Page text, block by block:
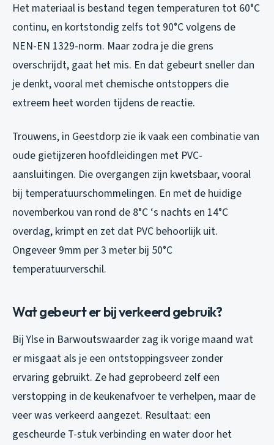
Het materiaal is bestand tegen temperaturen tot 60°C
continu, en kortstondig zelfs tot 90°C volgens de
NEN-EN 1329-norm. Maar zodra je die grens
overschrijdt, gaat het mis. En dat gebeurt sneller dan
je denkt, vooral met chemische ontstoppers die
extreem heet worden tijdens de reactie.
Trouwens, in Geestdorp zie ik vaak een combinatie van
oude gietijzeren hoofdleidingen met PVC-
aansluitingen. Die overgangen zijn kwetsbaar, vooral
bij temperatuurschommelingen. En met de huidige
novemberkou van rond de 8°C ‘s nachts en 14°C
overdag, krimpt en zet dat PVC behoorlijk uit.
Ongeveer 9mm per 3 meter bij 50°C
temperatuurverschil.
Wat gebeurt er bij verkeerd gebruik?
Bij Ylse in Barwoutswaarder zag ik vorige maand wat
er misgaat als je een ontstoppingsveer zonder
ervaring gebruikt. Ze had geprobeerd zelf een
verstopping in de keukenafvoer te verhelpen, maar de
veer was verkeerd aangezet. Resultaat: een
gescheurde T-stuk verbinding en water door het